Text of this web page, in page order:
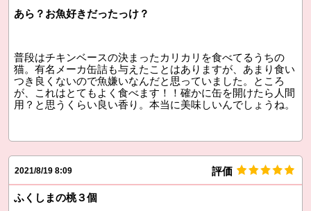
あら？お魚好きだったっけ？
普段はチキンベースの決まったカリカリを食べてるうちの
猫。有名メーカ缶詰も与えたことはありますが、あまり食い
つき良くないので魚嫌いなんだと思っていました。ところ
が、これはとてもよく食べます！！確かに缶を開けたら人間
用？と思うくらい良い香り。本当に美味しいんでしょうね。
2021/8/19 8:09 評価
ふくしまの桃３個